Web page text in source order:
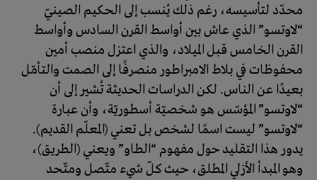
محدّد لتأسيسه، رغم ذلك يُنسب إلى الحكيم الصينيّ
“لاوتسو” الذي عاش بين أواسط القرن السادس وأواسط
القرن الخامس قبل الميلاد، والذي اعتزل منصب أمين
محفوظات في بلاط الامبراطور منصرفًا إلى الصمت والتأمّل
بعيدًا عن الناس. لكن الدراسات الحديثة تُشير إلى أن
“لاوتسو” المؤسّس هو شخصيّة أسطوريّة، وأن عبارة
“لاوتسو” ليست اسمًا لشخص بل تعني (المعلّم القديم).
يدور هذا التقليد حول مفهوم “الطاو” ويعني (الطريق)،
وهو المبدأ الأزلي المطلق، حيث كلّ شيء متّصل ومتّحد